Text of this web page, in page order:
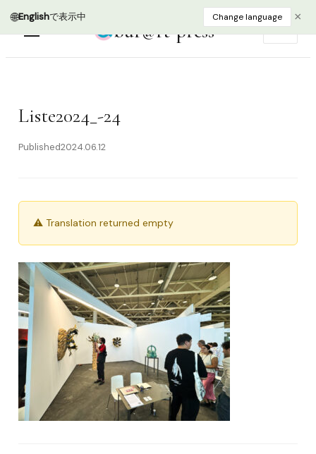
🌐Englishで表示中 Change language ×
bur@rt press
Liste2024_-24
Published2024.06.12
⚠ Translation returned empty